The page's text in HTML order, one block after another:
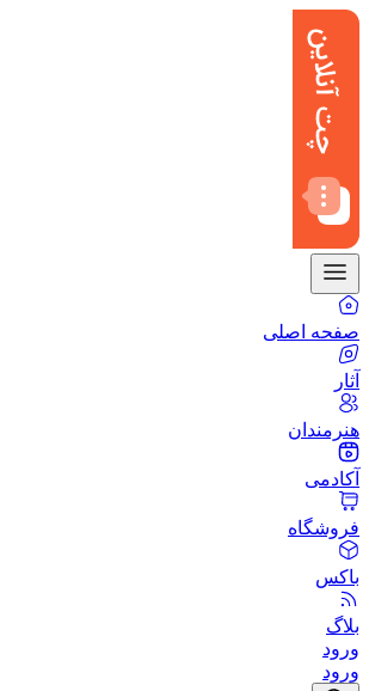
صفحه اصلی
آثار
هنرمندان
آکادمی
فروشگاه
باکس
بلاگ
ورود
ورود